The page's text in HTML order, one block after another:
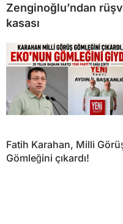
Zenginoğlu’ndan
kasası
Fatih Karahan, Milli
Gömleğini çıkardı!